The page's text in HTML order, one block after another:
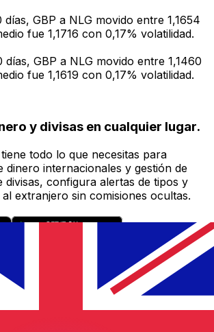
GBP a NLG movido entre 1,1654
fue 1,1716 con 0,17% volatilidad.
días, GBP a NLG movido entre 1,1460
fue 1,1619 con 0,17% volatilidad.
y divisas en cualquier lugar.
todo lo que necesitas para
dinero internacionales y gestión de
divisas, configura alertas de tipos y
extranjero sin comisiones ocultas.